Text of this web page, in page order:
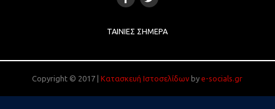
ΤΑΙΝΊΕΣ ΣΉΜΕΡΑ
Copyright © 2017 |Κατασκευή Ιστοσελίδων bye-socials.gr